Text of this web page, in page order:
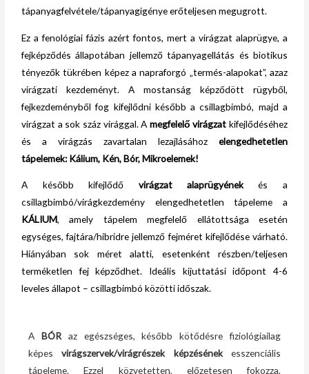
tápanyagfelvétele/tápanyagigénye erőteljesen megugrott.
Ez a fenológiai fázis azért fontos, mert a virágzat alaprügye, a
fejképződés állapotában jellemző tápanyagellátás és biotikus
tényezők tükrében képez a napraforgó „termés-alapokat”, azaz
virágzati kezdeményt. A mostanság képződött rügyből,
fejkezdeményből fog kifejlődni később a csillagbimbó, majd a
virágzat a sok száz virággal. A megfelelő virágzat kifejlődéséhez
és a virágzás zavartalan lezajlásához elengedhetetlen
tápelemek: Kálium, Kén, Bór, Mikroelemek!
A később kifejlődő virágzat alaprügyénekés a
csillagbimbó/virágkezdemény elengedhetetlen tápeleme a
KÁLIUM, amely tápelem megfelelő ellátottsága esetén
egységes, fajtára/hibridre jellemző fejméret kifejlődése várható.
Hiányában sok méret alatti, esetenként részben/teljesen
terméketlen fej képződhet. Ideális kijuttatási időpont 4-6
leveles állapot – csillagbimbó közötti időszak.
A BÓRaz egészséges, később kötődésre fiziológiailag
képesvirágszervek/virágrészek képzésénekesszenciális
tápeleme. Ezzel közvetetten, előzetesen fokozza,